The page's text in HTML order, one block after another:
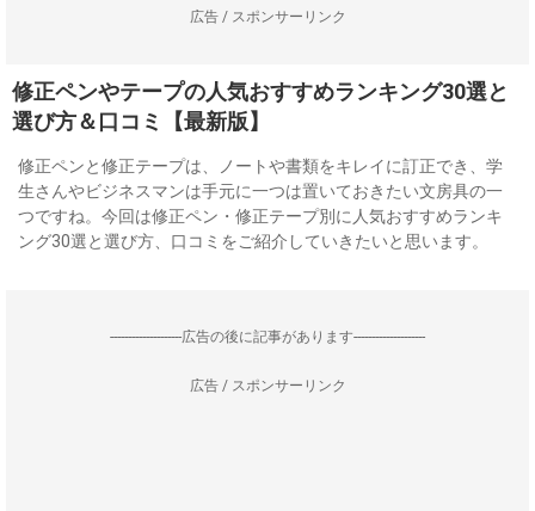
広告 / スポンサーリンク
修正ペンやテープの人気おすすめランキング30選と
選び方＆口コミ【最新版】
修正ペンと修正テープは、ノートや書類をキレイに訂正でき、学
生さんやビジネスマンは手元に一つは置いておきたい文房具の一
つですね。今回は修正ペン・修正テープ別に人気おすすめランキ
ング30選と選び方、口コミをご紹介していきたいと思います。
--------------------広告の後に記事があります--------------------
広告 / スポンサーリンク